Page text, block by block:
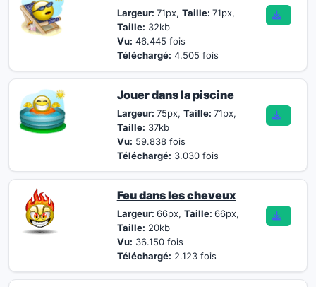
Largeur: 71px, Taille: 71px,
Taille: 32kb
Vu: 46.445 fois
Téléchargé: 4.505 fois
Jouer dans la piscine
Largeur: 75px, Taille: 71px,
Taille: 37kb
Vu: 59.838 fois
Téléchargé: 3.030 fois
Feu dans les cheveux
Largeur: 66px, Taille: 66px,
Taille: 20kb
Vu: 36.150 fois
Téléchargé: 2.123 fois